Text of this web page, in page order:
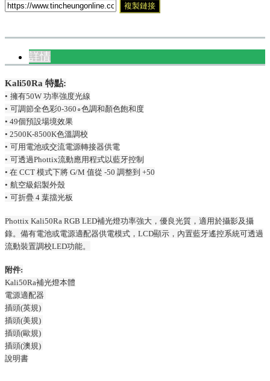
複製鏈接
詳情
Kali50Ra 特點:
• 擁有50W 功率強度光線
• 可調節全色彩0-360 ∘色調和顏色飽和 度
• 49個預設場境效果
• 2500K-8500K色溫調校
• 可用電池或交流電源轉接器供電
• 可透過Phottix流動應用程式以藍牙控制
• 在 CCT 模式下將 G/M 值從 -50 調整到 +50
• 航空級鋁製外殼
• 可折疊 4 葉擋光板
Phottix Kali50Ra RGB LED補光燈功率強大，優良光質，適用於攝影及攝
錄。備有電池或電源適配器供電模式， LCD顯示， 內置藍牙遙控系統可透過
流動裝置調校LED功能。
附件:
Kali50Ra補光燈本體
電源適配器
插頭(英規)
插頭(美規)
插頭(歐規)
插頭(澳規)
說明書